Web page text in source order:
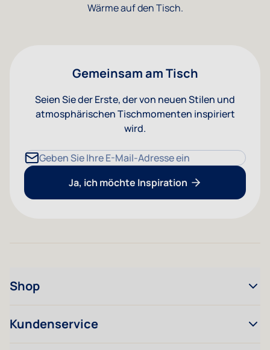
Wärme auf den Tisch.
Gemeinsam am Tisch
Seien Sie der Erste, der von neuen Stilen und
atmosphärischen Tischmomenten inspiriert
wird.
E-Mailadresse
Ja, ich möchte Inspiration
Shop
Kundenservice